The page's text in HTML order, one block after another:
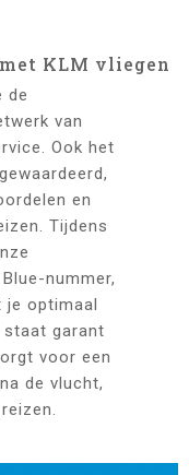
KLM vliegen
de
van
Ook het
en
Tijdens
nummer,
je optimaal
staat garant
voor een
de vlucht,